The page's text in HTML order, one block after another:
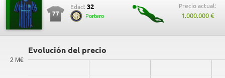
77
Edad: 32
Portero
Precio actual:
1.000.000 €
Evolución del precio
2 M€